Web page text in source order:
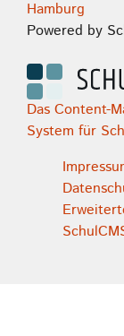
Hamburg
Powered by
Das Content-
System für